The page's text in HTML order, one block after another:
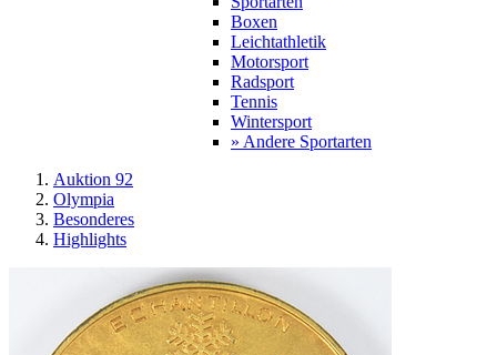
Boxen
Leichtathletik
Motorsport
Radsport
Tennis
Wintersport
» Andere Sportarten
Auktion 92
Olympia
Besonderes
Highlights